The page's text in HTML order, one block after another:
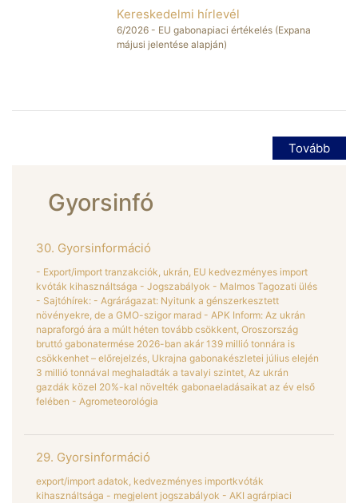
Kereskedelmi hírlevél
6/2026 - EU gabonapiaci értékelés (Expana
májusi jelentése alapján)
Tovább
Gyorsinfó
30. Gyorsinformáció
- Export/import tranzakciók, ukrán, EU kedvezményes import
kvóták kihasználtsága - Jogszabályok - Malmos Tagozati ülés
- Sajtóhírek: - Agrárágazat: Nyitunk a génszerkesztett
növényekre, de a GMO-szigor marad - APK Inform: Az ukrán
napraforgó ára a múlt héten tovább csökkent, Oroszország
bruttó gabonatermése 2026-ban akár 139 millió tonnára is
csökkenhet – előrejelzés, Ukrajna gabonakészletei július elején
3 millió tonnával meghaladták a tavalyi szintet, Az ukrán
gazdák közel 20%-kal növelték gabonaeladásaikat az év első
felében - Agrometeorológia
29. Gyorsinformáció
export/import adatok, kedvezményes importkvóták
kihasználtsága - megjelent jogszabályok - AKI agrárpiaci